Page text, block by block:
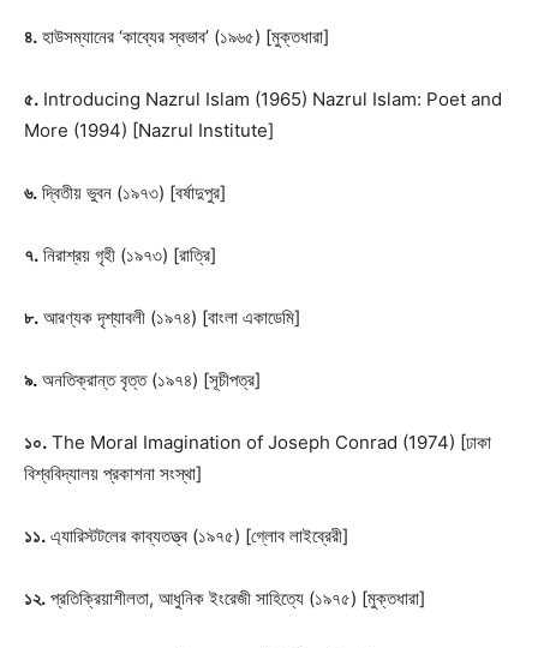
৪. হাউসম্যানের ‘কাব্যের স্বভাব’ (১৯৬৫) [মুক্তধারা]
৫. Introducing Nazrul Islam (1965) Nazrul Islam: Poet and
More (1994) [Nazrul Institute]
৬. দ্বিতীয় ভুবন (১৯৭৩) [বর্ষাদুপুর]
৭. নিরাশ্রয় গৃহী (১৯৭৩) [রাত্রি]
৮. আরণ্যক দৃশ্যাবলী (১৯৭৪) [বাংলা একাডেমি]
৯. অনতিক্রান্ত বৃত্ত (১৯৭৪) [সূচীপত্র]
১০. The Moral Imagination of Joseph Conrad (1974) [ঢাকা
বিশ্ববিদ্যালয় প্রকাশনা সংস্থা]
১১. এ্যারিস্টটলের কাব্যতত্ত্ব (১৯৭৫) [গ্লোব লাইব্রেরী]
১২. প্রতিক্রিয়াশীলতা, আধুনিক ইংরেজী সাহিত্যে (১৯৭৫) [মুক্তধারা]